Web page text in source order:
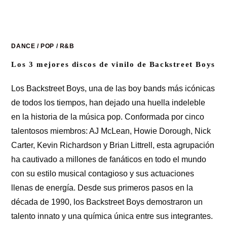
DANCE /POP / R&B
Los 3 mejores discos de vinilo de Backstreet Boys
Los Backstreet Boys, una de las boy bands más icónicas
de todos los tiempos, han dejado una huella indeleble
en la historia de la música pop. Conformada por cinco
talentosos miembros: AJ McLean, Howie Dorough, Nick
Carter, Kevin Richardson y Brian Littrell, esta agrupación
ha cautivado a millones de fanáticos en todo el mundo
con su estilo musical contagioso y sus actuaciones
llenas de energía. Desde sus primeros pasos en la
década de 1990, los Backstreet Boys demostraron un
talento innato y una química única entre sus integrantes.